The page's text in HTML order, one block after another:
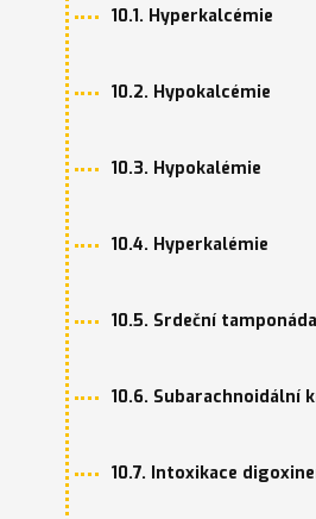
10.1. Hyperkalcémie
10.2. Hypokalcémie
10.3. Hypokalémie
10.4. Hyperkalémie
10.5. Srdeční tamponáda
10.6. Subarachnoidální
10.7. Intoxikace